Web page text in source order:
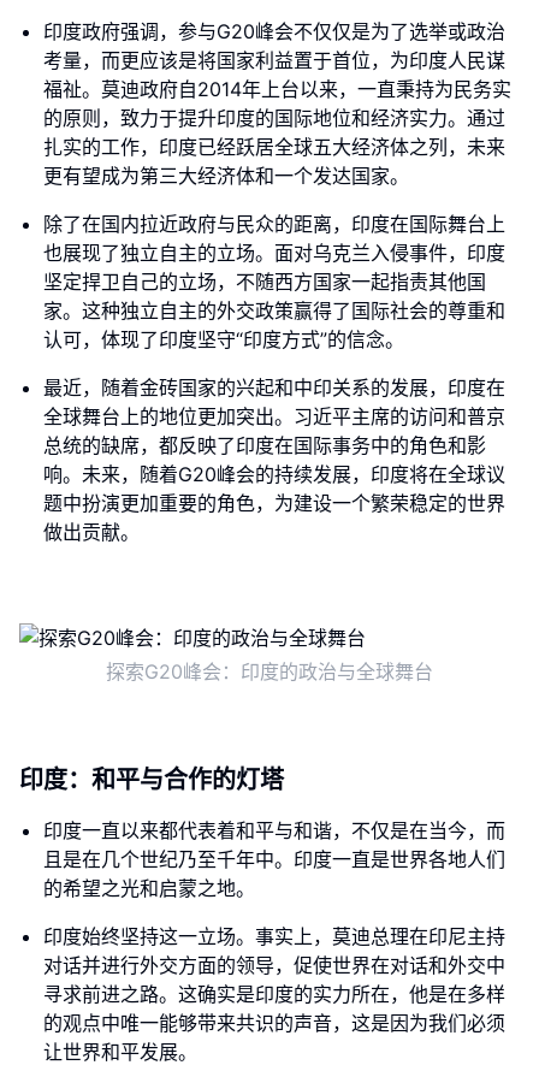
印度政府强调，参与G20峰会不仅仅是为了选举或政治
考量，而更应该是将国家利益置于首位，为印度人民谋
福祉。莫迪政府自2014年上台以来，一直秉持为民务实
的原则，致力于提升印度的国际地位和经济实力。通过
扎实的工作，印度已经跃居全球五大经济体之列，未来
更有望成为第三大经济体和一个发达国家。
除了在国内拉近政府与民众的距离，印度在国际舞台上
也展现了独立自主的立场。面对乌克兰入侵事件，印度
坚定捍卫自己的立场，不随西方国家一起指责其他国
家。这种独立自主的外交政策赢得了国际社会的尊重和
认可，体现了印度坚守“印度方式”的信念。
最近，随着金砖国家的兴起和中印关系的发展，印度在
全球舞台上的地位更加突出。习近平主席的访问和普京
总统的缺席，都反映了印度在国际事务中的角色和影
响。未来，随着G20峰会的持续发展，印度将在全球议
题中扮演更加重要的角色，为建设一个繁荣稳定的世界
做出贡献。
探索G20峰会：印度的政治与全球舞台
印度：和平与合作的灯塔
印度一直以来都代表着和平与和谐，不仅是在当今，而
且是在几个世纪乃至千年中。印度一直是世界各地人们
的希望之光和启蒙之地。
印度始终坚持这一立场。事实上，莫迪总理在印尼主持
对话并进行外交方面的领导，促使世界在对话和外交中
寻求前进之路。这确实是印度的实力所在，他是在多样
的观点中唯一能够带来共识的声音，这是因为我们必须
让世界和平发展。